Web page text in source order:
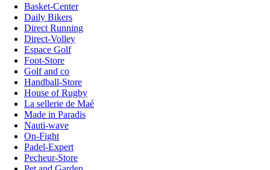
Basket-Center
Daily Bikers
Direct Running
Direct-Volley
Espace Golf
Foot-Store
Golf and co
Handball-Store
House of Rugby
La sellerie de Maé
Made in Paradis
Nauti-wave
On-Fight
Padel-Expert
Pecheur-Store